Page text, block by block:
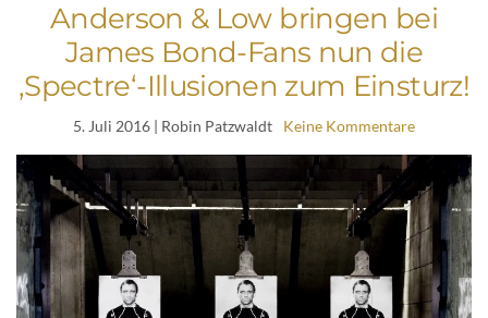
Anderson & Low bringen bei
James Bond-Fans nun die
‚Spectre‘-Illusionen zum Einsturz!
5. Juli 2016 | Robin Patzwaldt Keine Kommentare